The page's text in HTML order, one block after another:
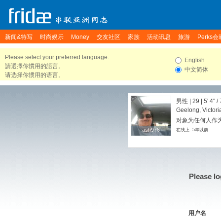
新闻&特写 时尚娱乐 Money 交友社区 家族 活动讯息 旅游 Perks会
Please select your preferred language.
請選擇你慣用的語言。
请选择你惯用的语言。
English
中文简体
ash976
ash976
男性 | 29 | 5' 4" /
Geelong,
对象为任何人作
在线上: 5年以前
Please
用户名